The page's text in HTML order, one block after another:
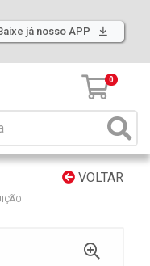
já nosso APP
0
VOLTAR